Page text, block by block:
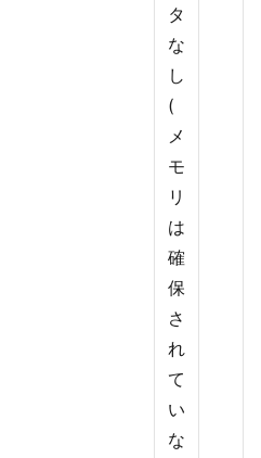
タ
な
し
(
メ
モ
リ
は
確
保
さ
れ
て
い
な